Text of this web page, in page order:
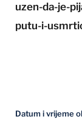
uzen-da-je-
putu-i-
Datum i vrijeme